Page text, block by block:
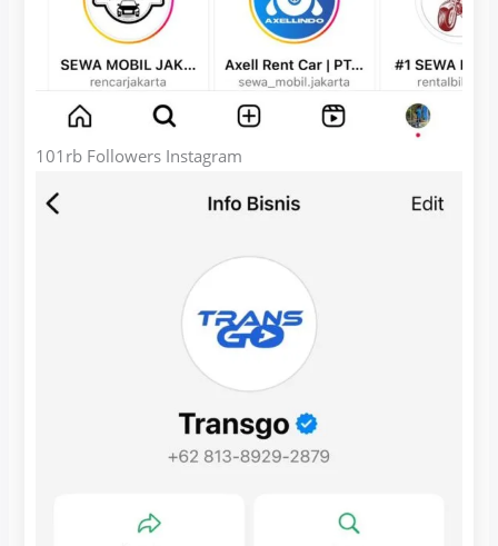
101rb Followers Instagram